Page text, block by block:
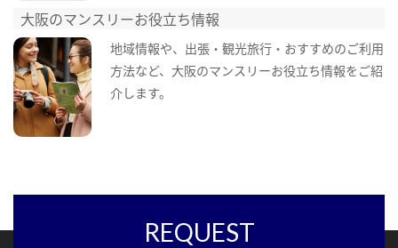
大阪のマンスリーお役立ち情報
地域情報や、出張・観光旅行・おすすめのご利用
方法など、大阪のマンスリーお役立ち情報をご紹
介します。
REQUEST